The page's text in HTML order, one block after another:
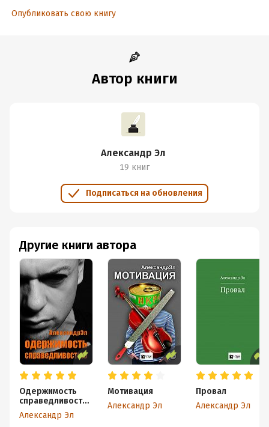
Опубликовать свою книгу
Автор книги
Александр Эл
19 книг
Подписаться на обновления
Другие книги автора
Одержимость
справедливость
ю
Александр Эл
Мотивация
Александр Эл
Провал
Александр Эл